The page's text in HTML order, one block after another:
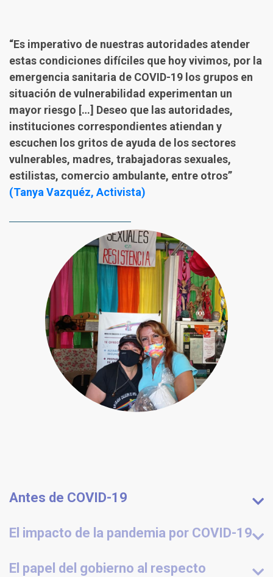
“Es imperativo de nuestras autoridades atender
estas condiciones difíciles que hoy vivimos, por la
emergencia sanitaria de COVID-19 los grupos en
situación de vulnerabilidad experimentan un
mayor riesgo […] Deseo que las autoridades,
instituciones correspondientes atiendan y
escuchen los gritos de ayuda de los sectores
vulnerables, madres, trabajadoras sexuales,
estilistas, comercio ambulante, entre otros”
(Tanya Vazquéz, Activista)
Antes de COVID-19
El impacto de la pandemia por COVID-19
El papel del gobierno al respecto